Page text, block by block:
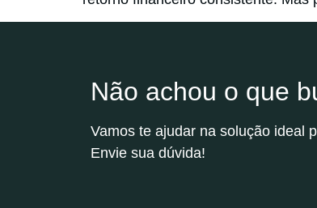
Não achou o que
Vamos te ajudar na solução ideal
Envie sua dúvida!